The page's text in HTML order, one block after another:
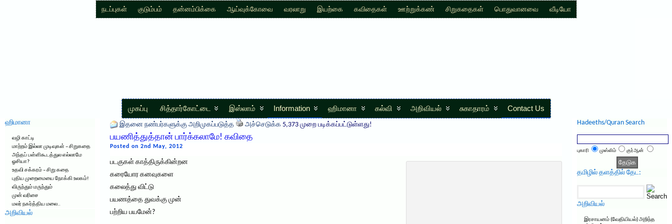
நடப்புகள் குடும்பம் தன்னம்பிக்கை ஆய்வுக்கோவை வரலாறு இயற்கை கவிதைகள் ஊற்றுக்கண் சிறுகதைகள் பொதுவானவை வீடியோ
முகப்பு சித்தார்கோட்டை இஸ்லாம் Information ஹிமானா கல்வி அறிவியல் சுகாதாரம் Contact Us
ஹிமானா
வழி காட்டி
மாற்றம் இல்லா முடிவுகள் – சிறுகதை
அந்தப் பள்ளிகூடத்துல எல்லாமே
ஓசியா?
உதவி சக்கரம் – சிறு கதை
புதிய முறைமையை நோக்கி உலகம்!
விருந்தும் மருந்தும்
முன் வரிசை
மலர் நகர்த்திய மலை..
அறிவியல்
இதனை நண்பர்களுக்கு அறிமுகப்படுத்த அச்செடுக்க 5,373 முறை படிக்கப்பட்டுள்ளது!
பயணித்துத்தான் பார்க்கலாமே! கவிதை
Posted on 2nd May, 2012
படகுகள் காத்திருக்கின்றன
கரையோர கனவுகளை
கலைத்து விட்டு
பயணத்தை துவக்கு முன்
பற்றிய பயமேன்?
Hadeeths/Quran Search
புகாரி முஸ்லிம் குர்ஆன்
தமிழில் தளத்தில் தேட:
அறிவியல்
இரசாயனம் (வேதியியல்) அறிந்த